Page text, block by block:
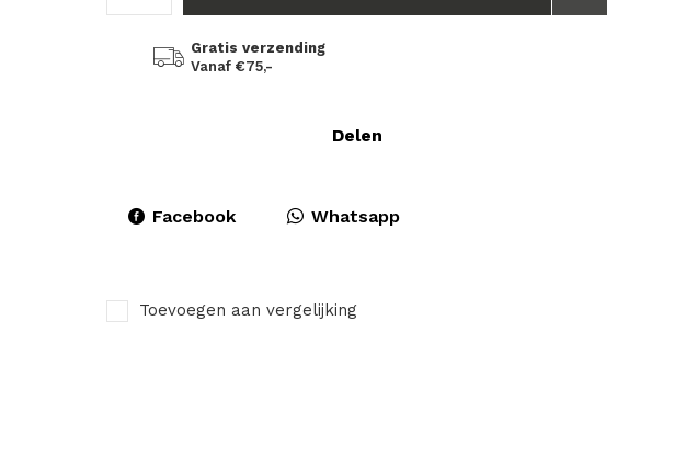
Gratis verzending
Vanaf €75,-
Delen
Facebook Whatsapp
Toevoegen aan vergelijking